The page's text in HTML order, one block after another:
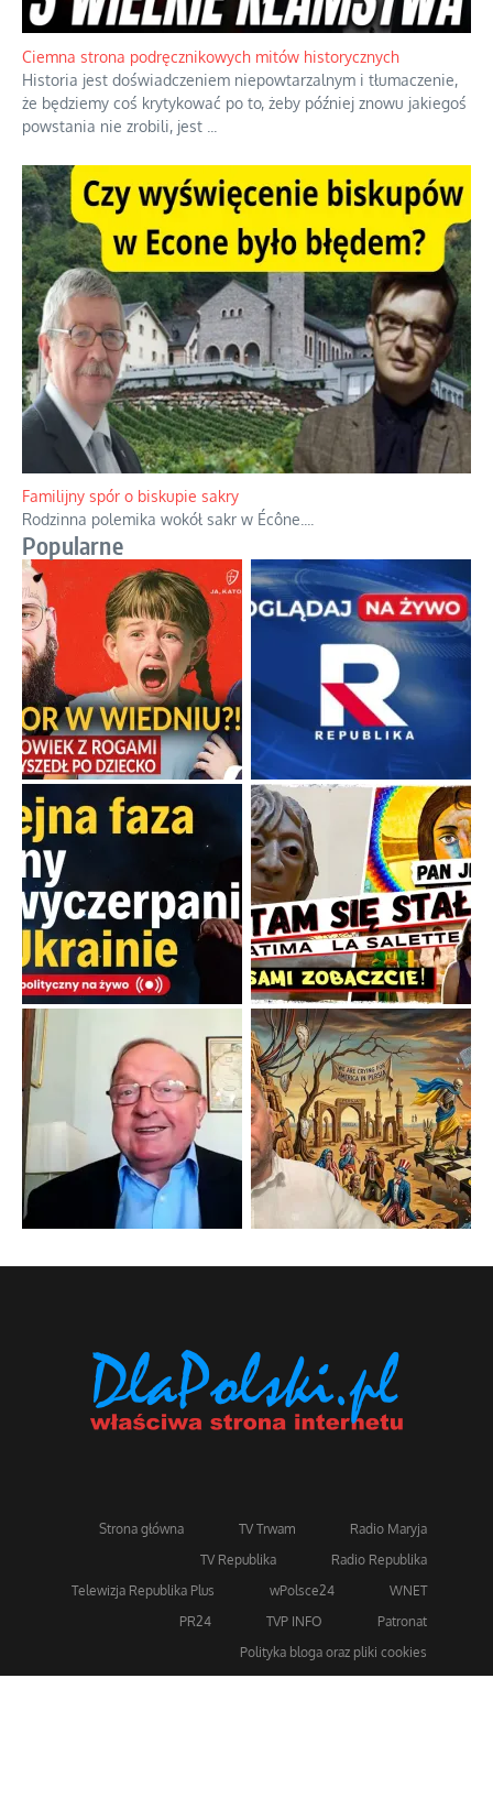
Ciemna strona podręcznikowych mitów historycznych
Historia jest doświadczeniem niepowtarzalnym i tłumaczenie,
że będziemy coś krytykować po to, żeby później znowu jakiegoś
powstania nie zrobili, jest
Familijny spór o biskupie sakry
Rodzinna polemika wokół sakr w Écône.
Popularne
Strona główna TV Trwam
Radio Maryja
TV Republika
Radio Republika
Telewizja Republika Plus
wPolsce24
WNET
PR24
TVP INFO
Patronat
Polityka bloga oraz pliki cookies